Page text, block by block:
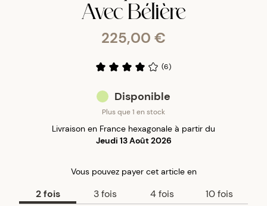
Avec Bélière
225,00 €
(6)
Disponible
Plus que 1 en stock
Livraison en France hexagonale à partir du
Jeudi 13 Août 2026
Vous pouvez payer cet articleen
2fois 3fois 4fois 10fois